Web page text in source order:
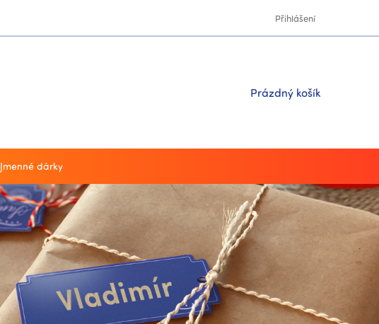
Přihlášení
Nákupní
Prázdný košík
Jmenné dárky